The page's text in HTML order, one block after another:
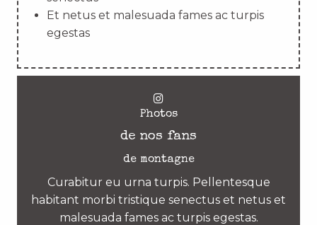
Et netus et malesuada fames ac turpis
egestas
Photos
de nos fans
de montagne
Curabitur eu urna turpis. Pellentesque
habitant morbi tristique senectus et netus et
malesuada fames ac turpis egestas.